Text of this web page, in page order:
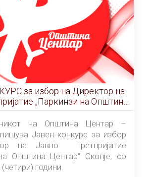
на
на Општина
на Општина Центар –
Јавен конкурс за избор
на Јавно претпријатие
Општина Центар“ Скопје, со
години.